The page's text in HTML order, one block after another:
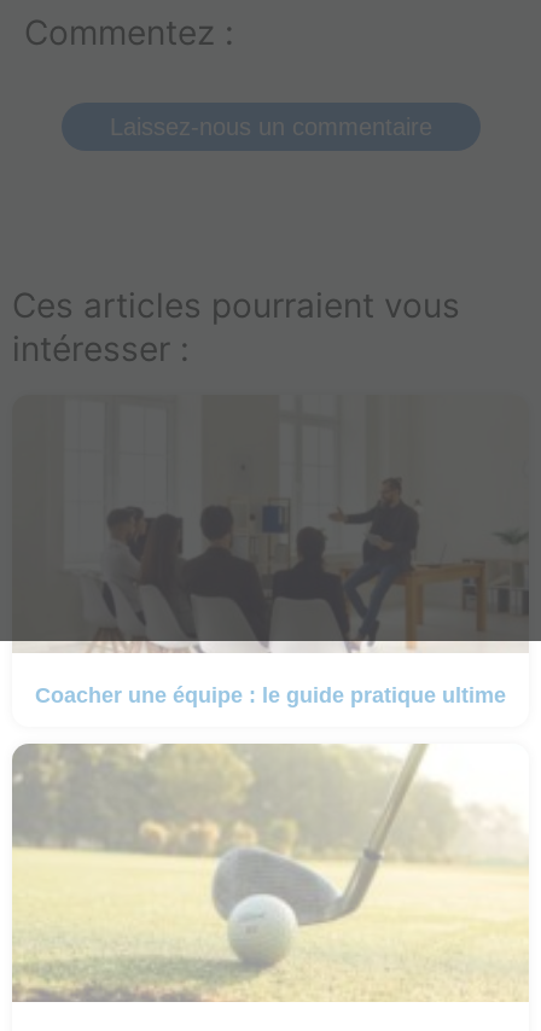
Commentez :
Laissez-nous un commentaire
Ces articles pourraient vous
intéresser :
Coacher une équipe : le guide pratique ultime